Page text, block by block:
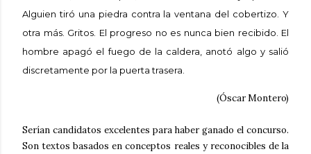
Alguien tiró una piedra contra la ventana del cobertizo. Y
otra más. Gritos. El progreso no es nunca bien recibido. El
hombre apagó el fuego de la caldera, anotó algo y salió
discretamente por la puerta trasera.
(Óscar Montero)
Serían candidatos excelentes para haber ganado el concurso.
Son textos basados en conceptos reales y reconocibles de la